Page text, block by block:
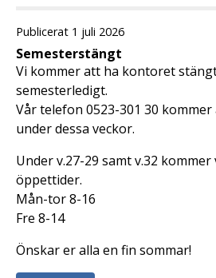
Publicerat 1 juli 2026
Semesterstängt
Vi kommer att ha kontoret
semesterledigt.
Vår telefon 0523-301 30
under dessa veckor.
Under v.27-29 samt v.32
öppettider.
Mån-tor 8-16
Fre 8-14
Önskar er alla en fin sommar!